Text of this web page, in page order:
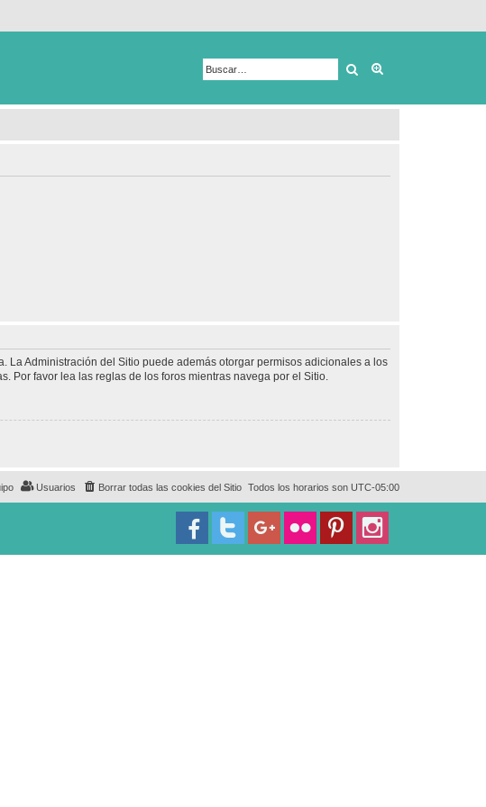
Buscar
La Administración del Sitio puede además otorgar permisos adicionales a los
Por favor lea las reglas de los foros mientras navega por el Sitio.
Todos los horarios son UTC-05:00
Borrar todas las cookies del Sitio
Usuarios